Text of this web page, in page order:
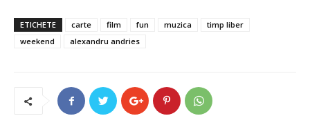
ETICHETE carte film fun muzica
timp liber
weekend
alexandru andries